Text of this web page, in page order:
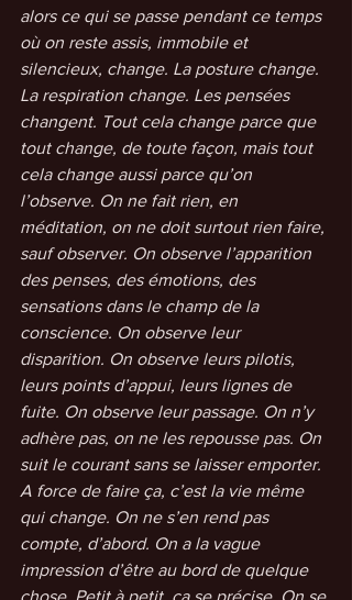
alors ce qui se passe pendant ce temps
où on reste assis, immobile et
silencieux, change. La posture change.
La respiration change. Les pensées
changent. Tout cela change parce que
tout change, de toute façon, mais tout
cela change aussi parce qu’on
l’observe. On ne fait rien, en
méditation, on ne doit surtout rien faire,
sauf observer. On observe l’apparition
des penses, des émotions, des
sensations dans le champ de la
conscience. On observe leur
disparition. On observe leurs pilotis,
leurs points d’appui, leurs lignes de
fuite. On observe leur passage. On n’y
adhère pas, on ne les repousse pas. On
suit le courant sans se laisser emporter.
A force de faire ça, c’est la vie même
qui change. On ne s’en rend pas
compte, d’abord. On a la vague
impression d’être au bord de quelque
chose. Petit à petit, ça se précise. On se